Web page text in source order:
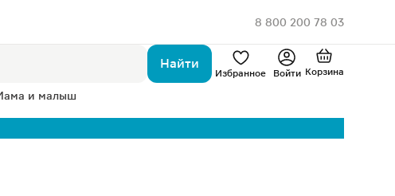
8 800 200 78 03
Найти
Избранное Войти Корзина
и малыш